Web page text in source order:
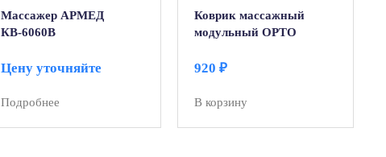
Массажер АРМЕД
КВ-6060В
Цену уточняйте
Подробнее
Коврик массажный
модульный ОРТО
920 ₽
В корзину